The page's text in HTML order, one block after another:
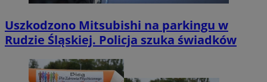
Uszkodzono Mitsubishi na parkingu w
Rudzie Śląskiej. Policja szuka świadków